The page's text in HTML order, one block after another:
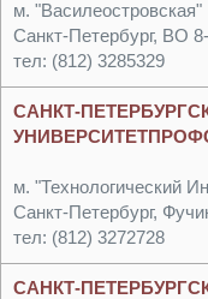
м. "Василеостровская"
Санкт-Петербург, ВО
тел: (812) 3285329
САНКТ-
м. "Технологический
Санкт-Петербург,
тел: (812) 3272728
САНКТ-